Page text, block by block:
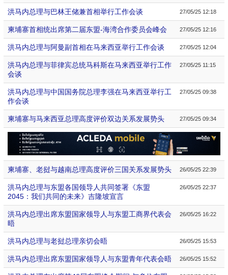
洪马内总理与巴林王储兼首相举行工作会谈 27/05/25 12:18
柬埔寨首相统出席第二届东盟-海湾合作委员会峰会 27/05/25 12:16
洪马内总理与阿曼副首相在马来西亚举行工作会谈 27/05/25 12:04
洪马内总理与菲律宾总统马科斯在马来西亚举行工作
会谈
27/05/25 11:15
洪马内总理与中国国务院总理李强在马来西亚举行工
作会谈
27/05/25 09:38
柬埔寨与马来西亚总理高度评价双边关系发展势头 27/05/25 09:34
柬埔寨、老挝与越南总理高度评价三国关系发展势头 26/05/25 22:39
洪马内总理与东盟各国领导人共同签署《东盟
2045：我们共同的未来》吉隆坡宣言
26/05/25 22:37
洪马内总理出席东盟国家领导人与东盟工商界代表会
晤
26/05/25 16:22
洪马内总理与老挝总理亲切会晤 26/05/25 15:53
洪马内总理出席东盟国家领导人与东盟青年代表会晤 26/05/25 15:52